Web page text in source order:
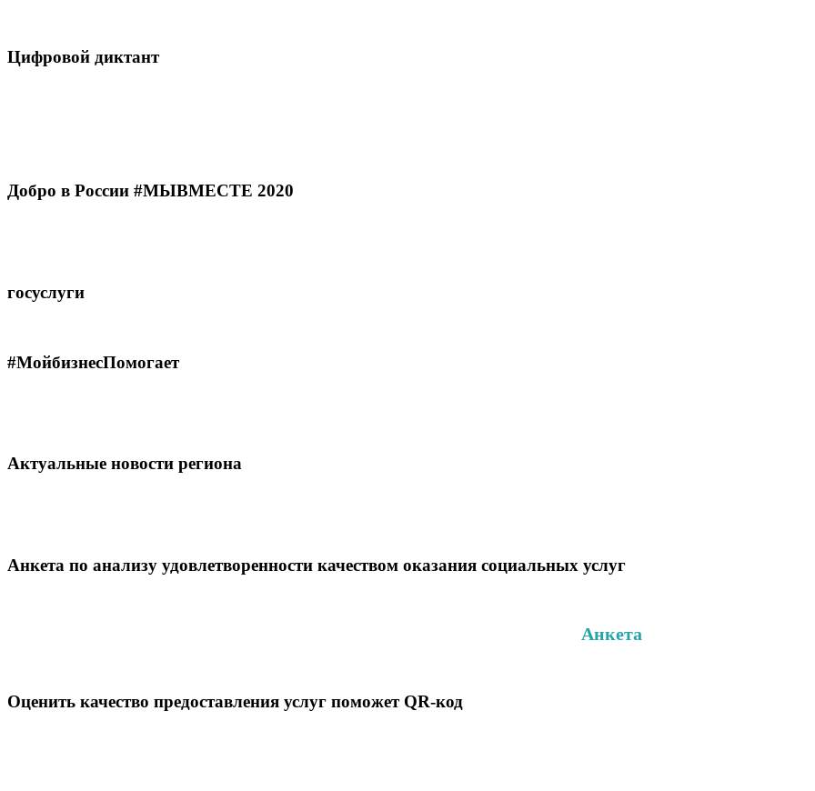
Цифровой диктант
Добро в России #МЫВМЕСТЕ 2020
госуслуги
#МойбизнесПомогает
Актуальные новости региона
Анкета по анализу удовлетворенности качеством оказания социальных услуг
Анкета
Оценить качество предоставления услуг поможет QR-код